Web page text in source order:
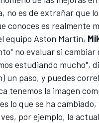
no es de extrañar que
conoces es realmente
equipo Aston Martin,
no evaluar si
estudiando mucho",
un paso, y puedes
tenemos la imagen
lo que se ha
por ejemplo, la